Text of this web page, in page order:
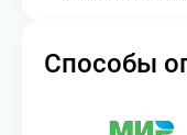
Способы